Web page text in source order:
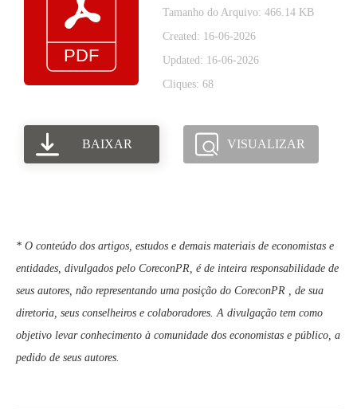
Tamanho do Arquivo: 466.14 KB
Created: 16-06-2026
Updated: 16-06-2026
Cliques: 68
BAIXAR VISUALIZAR
* O conteúdo dos artigos, estudos e demais materiais de economistas e
entidades, divulgados pelo CoreconPR, é de inteira responsabilidade de
seus autores, não representando uma posição do CoreconPR , de sua
diretoria, seus conselheiros e colaboradores. A divulgação tem como
objetivo levar conhecimento à comunidade dos economistas e público, a
pedido de seus autores.